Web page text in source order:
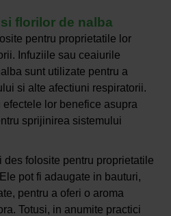
florilor de nalba
pentru proprietatile lor
Infuziile sau ceaiurile
sunt utilizate pentru a
si alte afectiuni respiratorii.
lor benefice asupra
sprijinirea sistemului
des folosite pentru proprietatile
pot fi adaugate in bauturi,
pentru a oferi o aroma
Totusi, in anumite practici